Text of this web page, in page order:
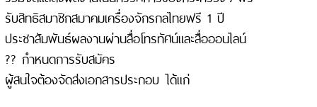
รับสิทธิสมาชิกสมาคมเครื่องจักรกลไทยฟรี 1 ปี
ประชาสัมพันธ์ผลงานผ่านสื่อโทรทัศน์และสื่อออนไลน์
?? กำหนดการรับสมัคร
ผู้สนใจต้องจัดส่งเอกสารประกอบ ได้แก่